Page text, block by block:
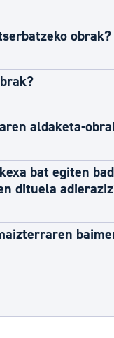
obrak?
aldaketa-
bat egiten
dituela